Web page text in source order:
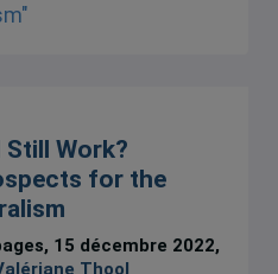
Still Work?
for the
15 décembre 2022,
Thool